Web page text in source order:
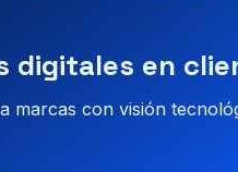
digitales en
marcas con visión